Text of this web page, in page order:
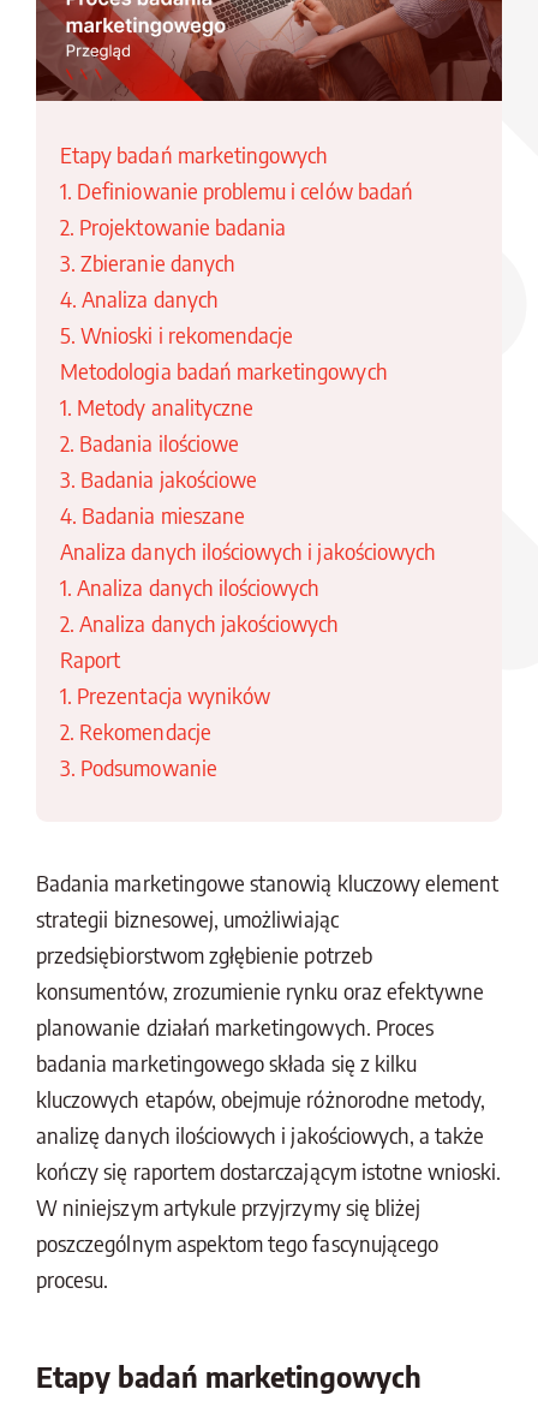
Etapy badań marketingowych
1. Definiowanie problemu i celów badań
2. Projektowanie badania
3. Zbieranie danych
4. Analiza danych
5. Wnioski i rekomendacje
Metodologia badań marketingowych
1. Metody analityczne
2. Badania ilościowe
3. Badania jakościowe
4. Badania mieszane
Analiza danych ilościowych i jakościowych
1. Analiza danych ilościowych
2. Analiza danych jakościowych
Raport
1. Prezentacja wyników
2. Rekomendacje
3. Podsumowanie
Badania marketingowe stanowią kluczowy element
strategii biznesowej, umożliwiając
przedsiębiorstwom zgłębienie potrzeb
konsumentów, zrozumienie rynku oraz efektywne
planowanie działań marketingowych. Proces
badania marketingowego składa się z kilku
kluczowych etapów, obejmuje różnorodne metody,
analizę danych ilościowych i jakościowych, a także
kończy się raportem dostarczającym istotne wnioski.
W niniejszym artykule przyjrzymy się bliżej
poszczególnym aspektom tego fascynującego
procesu.
Etapy badań marketingowych